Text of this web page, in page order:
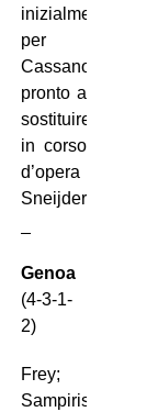
inizialmente,
per
Cassano,
pronto a
sostituire
in corso
d’opera
Sneijder.
Genoa
(4-3-1-
2)
Frey;
Sampirisi,